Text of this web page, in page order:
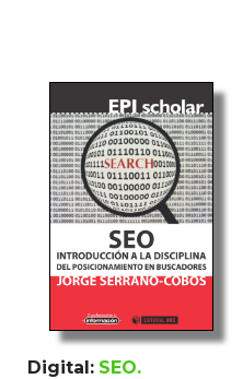
Digital: SEO.